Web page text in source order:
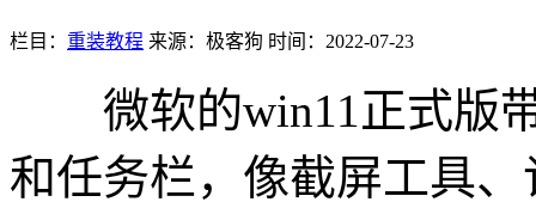
栏目： 重装教程 来源：极客狗 时间：2022-07-23
微软的win11正式版带
和任务栏，像截屏工具